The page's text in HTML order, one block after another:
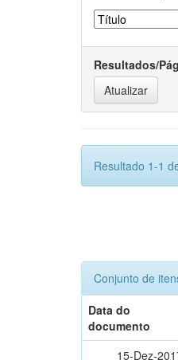
Resultados/
Resultado 1-1
Conjunto de
Data do
documento
15-Dez-